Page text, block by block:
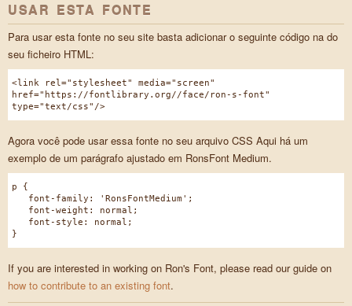
USAR ESTA FONTE
Para usar esta fonte no seu site basta adicionar o seguinte código na do
seu ficheiro HTML:
<link rel="stylesheet" media="screen"
href="https://fontlibrary.org//face/ron-s-font"
type="text/css"/>
Agora você pode usar essa fonte no seu arquivo CSS Aqui há um
exemplo de um parágrafo ajustado em RonsFont Medium.
p {
font-family: 'RonsFontMedium';
font-weight: normal;
font-style: normal;
}
If you are interested in working on Ron's Font, please read our guide on
how to contribute to an existing font.